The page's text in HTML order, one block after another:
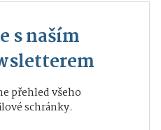
s naším
přehled všeho
schránky.